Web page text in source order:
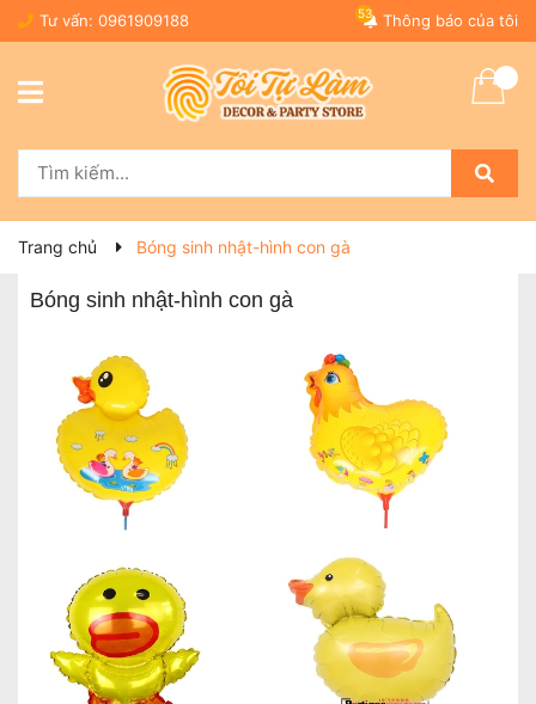
Tư vấn: 0961909188 Thông báo của tôi
53
Trang chủ Bóng sinh nhật-hình con gà
Bóng sinh nhật-hình con gà